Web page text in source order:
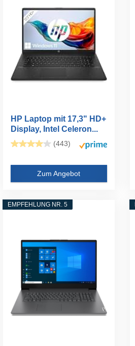
HP Laptop mit 17,3" HD+
Display, Intel Celeron...
(443)
Zum Angebot
EMPFEHLUNG NR. 5